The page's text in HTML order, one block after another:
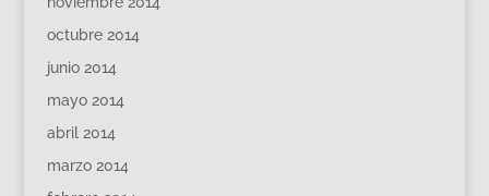
octubre 2014
junio 2014
mayo 2014
abril 2014
marzo 2014